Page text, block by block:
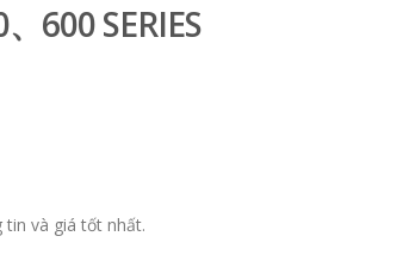
600 SERIES
và giá tốt nhất.